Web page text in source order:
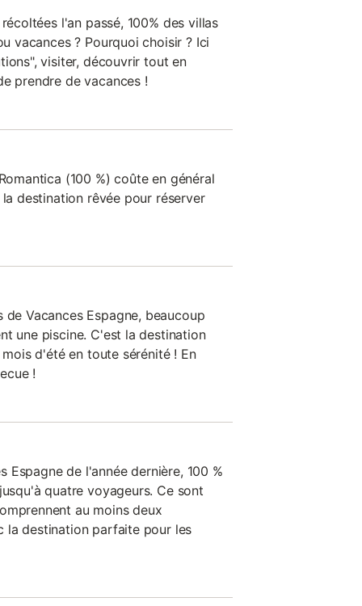
l'an passé, 100% des villas
vacances ? Pourquoi choisir ? Ici
visiter, découvrir tout en
prendre de vacances !
(100 %) coûte en général
destination rêvée pour réserver
de Vacances Espagne, beaucoup
une piscine. C'est la destination
d'été en toute sérénité ! En
!
Espagne de l'année dernière, 100 %
quatre voyageurs. Ce sont
au moins deux
la destination parfaite pour les